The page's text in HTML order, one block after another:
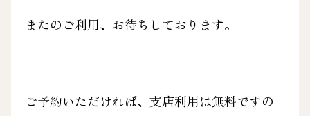
またのご利用、お待ちしております。
ご予約いただければ、支店利用は無料ですの